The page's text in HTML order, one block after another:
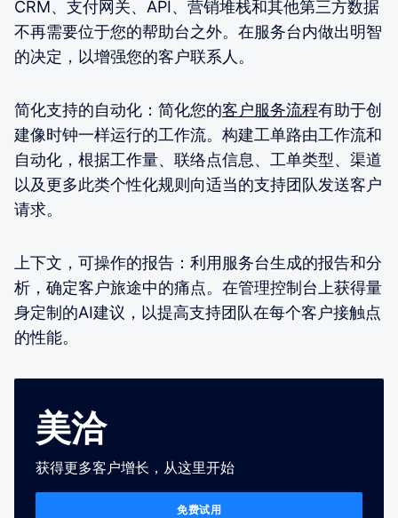
CRM、支付网关、API、营销堆栈和其他第三方数据
不再需要位于您的帮助台之外。在服务台内做出明智
的决定，以增强您的客户联系人。
简化支持的自动化：简化您的客户服务流程有助于创
建像时钟一样运行的工作流。构建工单路由工作流和
自动化，根据工作量、联络点信息、工单类型、渠道
以及更多此类个性化规则向适当的支持团队发送客户
请求。
上下文，可操作的报告：利用服务台生成的报告和分
析，确定客户旅途中的痛点。在管理控制台上获得量
身定制的AI建议，以提高支持团队在每个客户接触点
的性能。
美洽
获得更多客户增长，从这里开始
免费试用